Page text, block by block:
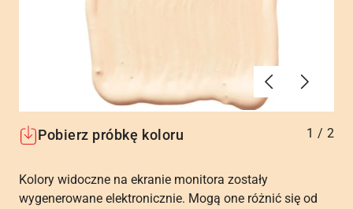
Poprzednie
Dalej
Pobierz próbkę koloru 1 / 2
Kolory widoczne na ekranie monitora zostały
wygenerowane elektronicznie. Mogą one różnić się od